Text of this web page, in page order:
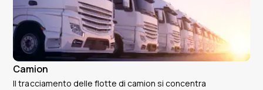
Camion
Il tracciamento delle flotte di camion si concentra